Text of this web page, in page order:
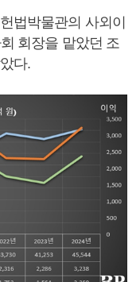
법박물관의 사외이
회장을 맡았던 조
다.